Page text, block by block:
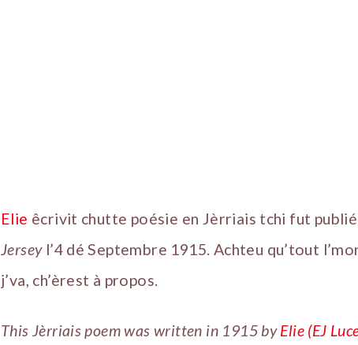
Elie êcrivit chutte poésie en Jèrriais tchi fut
Jerseyl’4 dé Septembre 1915. Achteu qu’tout
j’va, ch’èrest à propos.
This Jèrriais poem was written in 1915 byElie (EJ